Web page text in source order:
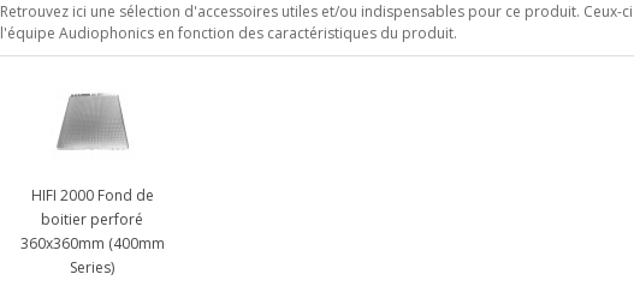
Retrouvez ici une sélection d'accessoires utiles et/ou indispensables pour ce produit. Ceux-
l'équipe Audiophonics en fonction des caractéristiques du produit.
HIFI 2000 Fond de
boitier perforé
360x360mm (400mm
Series)